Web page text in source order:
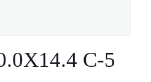
C-5